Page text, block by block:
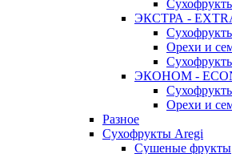
ЭКСТРА -
Орехи и
ЭКОНОМ -
Орехи и
Разное
Сухофрукты Aregi
Сушеные фрукты